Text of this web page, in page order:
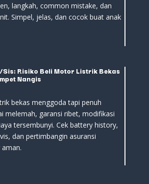
langkah, common mistake, dan
Simpel, jelas, dan cocok buat anak
Risiko Beli Motor Listrik Bekas
Nangis
bekas menggoda tapi penuh
melemah, garansi ribet, modifikasi
tersembunyi. Cek battery history,
dan pertimbangin asuransi